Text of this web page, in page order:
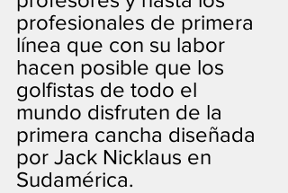
profesionales de primera
línea que con su labor
hacen posible que los
golfistas de todo el
mundo disfruten de la
primera cancha diseñada
por Jack Nicklaus en
Sudamérica.